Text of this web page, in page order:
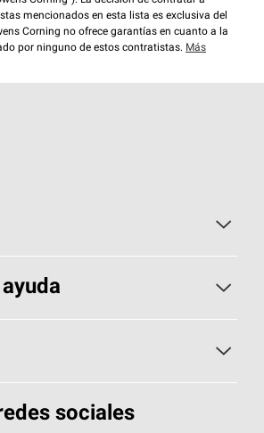
mencionados en esta lista es exclusiva del
Corning no ofrece garantías en cuanto a la
por ninguno de estos contratistas. Más
techos
sobre techos
diseño y color
-PINK®sociales